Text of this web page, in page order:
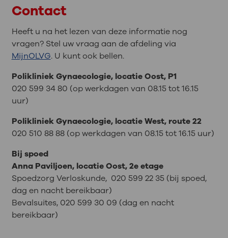
Contact
Heeft u na het lezen van deze informatie nog
vragen? Stel uw vraag aan de afdeling via
MijnOLVG. U kunt ook bellen.
Polikliniek Gynaecologie, locatie Oost, P1
020 599 34 80 (op werkdagen van 08.15 tot 16.15
uur)
Polikliniek Gynaecologie, locatie West, route 22
020 510 88 88 (op werkdagen van 08.15 tot 16.15 uur)
Bij spoed
Anna Paviljoen, locatie Oost, 2e etage
Spoedzorg Verloskunde, 020 599 22 35 (bij spoed,
dag en nacht bereikbaar)
Bevalsuites, 020 599 30 09 (dag en nacht
bereikbaar)